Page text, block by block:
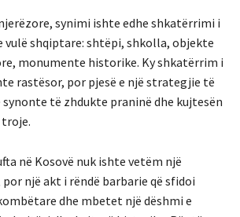
synimi ishte edhe shkatërrimi i
vulë shqiptare: shtëpi, shkolla, objekte
monumente historike. Ky shkatërrim i
rastësor, por pjesë e një strategjie të
të zhdukte praninë dhe kujtesën
në Kosovë nuk ishte vetëm një
një akt i rëndë barbarie që sfidoi
dhe mbetet një dëshmi e